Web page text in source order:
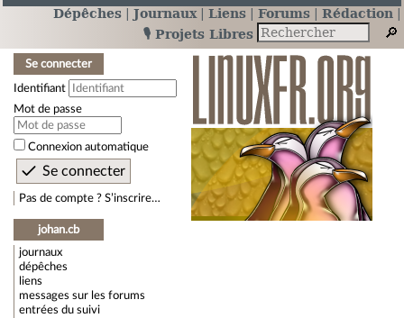
Dépêches Journaux Liens Forums
Rédaction
🎙️ Projets Libres
Se connecter
Identifiant
Mot de passe
Connexion automatique
Pas de compte ? S’inscrire…
johan.cb
journaux
dépêches
liens
messages sur les forums
entrées du suivi